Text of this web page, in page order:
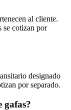
al cliente.
se cotizan por
designado
por separado.
gafas?